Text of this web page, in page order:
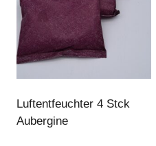
Luftentfeuchter 4 Stck
Aubergine